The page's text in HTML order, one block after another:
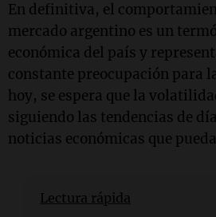
En definitiva, el
mercado argentino es un
económica del país y
constante preocupación para
hoy, se espera que la
siguiendo las tendencias de
noticias económicas que
Lectura rápida